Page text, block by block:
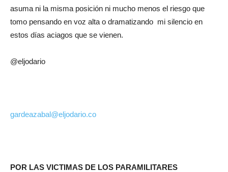
asuma ni la misma posición ni mucho menos el riesgo que
tomo pensando en voz alta o dramatizando mi silencio en
estos días aciagos que se vienen.
@eljodario
gardeazabal@eljodario.co
POR LAS VICTIMAS DE LOS PARAMILITARES